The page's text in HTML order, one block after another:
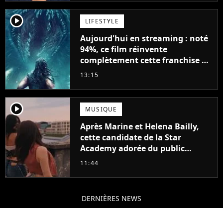
player2 LIFESTYLE
Aujourd'hui en streaming : noté
94%, ce film réinvente
complètement cette franchise de
science-fiction vieille de 40 ans
13:15
player2 MUSIQUE
Après Marine et Helena Bailly,
cette candidate de la Star
Academy adorée du public
annonce son premier album,
11:44
DERNIÈRES NEWS